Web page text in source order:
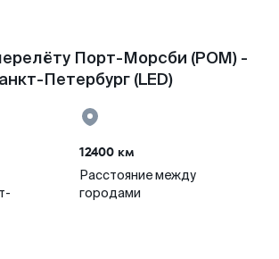
Порт-Морсби (POM) -
Петербург (LED)
12400 км
Расстояние между
городами